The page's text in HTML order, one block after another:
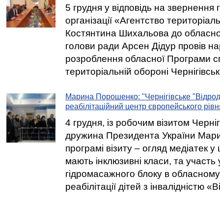
5 грудня у відповідь на звернення
організації «Агентство
Костянтина Шихальова до
голови ради Арсен Дідур провів
розроблення обласної Програми
територіальній обороні
Марина Порошенко: "Чернігівське
реабілітаційний центр європейського
4 грудня, із робочим візитом
дружина Президента України
програмі візиту – огляд медіатек у
мають інклюзивні класи, та участь
гідромасажного блоку в
реабілітації дітей з інвалідністю